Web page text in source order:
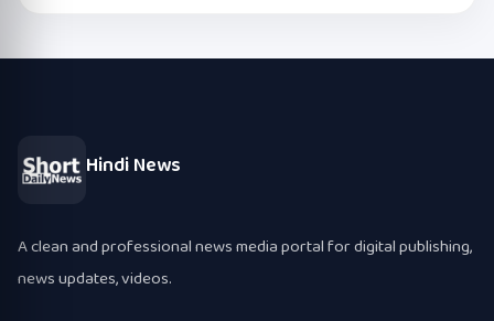
Hindi News
A clean and professional news media portal for digital publishing,
news updates, videos.